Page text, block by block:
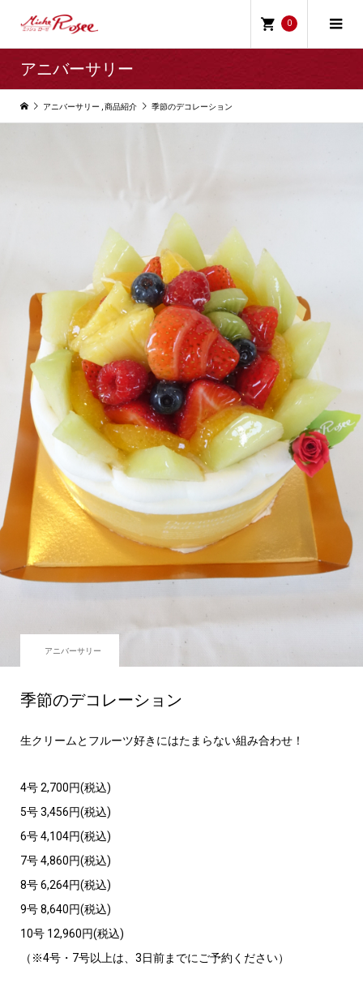
0
アニバーサリー
アニバーサリー 商品紹介 季節のデコレーション
アニバーサリー
季節のデコレーション
生クリームとフルーツ好きにはたまらない組み合わせ！
4号 2,700円(税込)
5号 3,456円(税込)
6号 4,104円(税込)
7号 4,860円(税込)
8号 6,264円(税込)
9号 8,640円(税込)
10号 12,960円(税込)
（※4号・7号以上は、3日前までにご予約ください）